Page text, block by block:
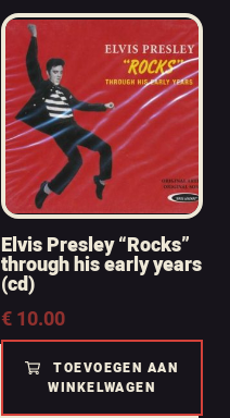
Elvis Presley “Rocks”
through his early years
(cd)
€10.00
TOEVOEGEN AAN
WINKELWAGEN